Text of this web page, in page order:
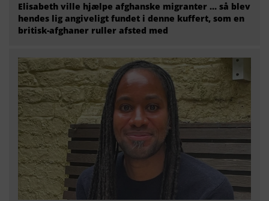
Elisabeth ville hjælpe afghanske migranter … så blev
hendes lig angiveligt fundet i denne kuffert, som en
britisk-afghaner ruller afsted med